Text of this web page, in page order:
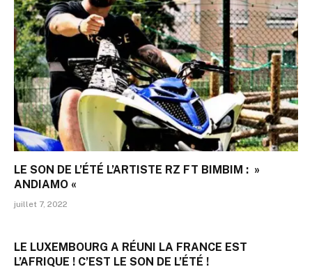
LE SON DE L’ÉTÉ L’ARTISTE RZ FT BIMBIM : »
ANDIAMO «
juillet 7, 2022
LE LUXEMBOURG A RÉUNI LA FRANCE EST
L’AFRIQUE ! C’EST LE SON DE L’ÉTÉ !